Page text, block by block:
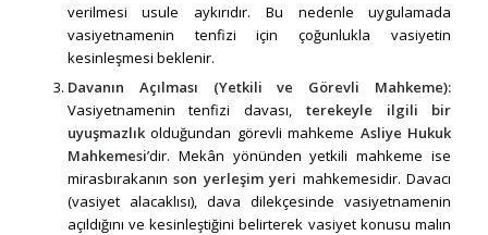
verilmesi usule aykırıdır. Bu nedenle uygulamada
vasiyetnamenin tenfizi için çoğunlukla vasiyetin
kesinleşmesi beklenir.
Davanın Açılması (Yetkili ve Görevli Mahkeme):
Vasiyetnamenin tenfizi davası, terekeyle ilgili bir
uyuşmazlıkolduğundan görevli mahkeme Asliye Hukuk
Mahkemesi’dir. Mekân yönünden yetkili mahkeme ise
mirasbırakanınson yerleşim yeri mahkemesidir. Davacı
(vasiyet alacaklısı), dava dilekçesinde vasiyetnamenin
açıldığını ve kesinleştiğini belirterek vasiyet konusu malın